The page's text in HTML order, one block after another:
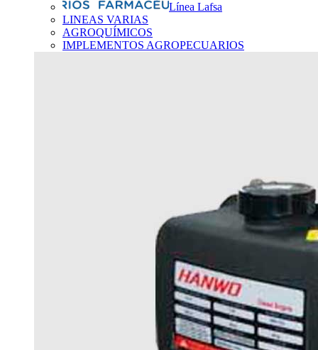
Línea Lafsa
LINEAS VARIAS
AGROQUÍMICOS
IMPLEMENTOS AGROPECUARIOS